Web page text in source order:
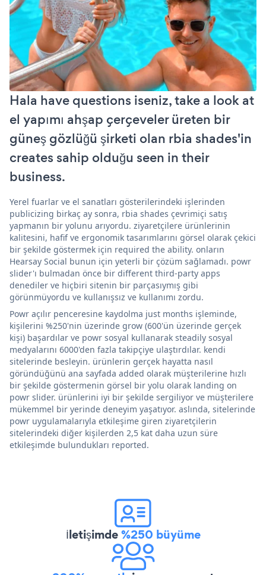
Hala have questions iseniz, take a look at
el yapımı ahşap çerçeveler üreten bir
güneş gözlüğü şirketi olan rbia shades'in
creates sahip olduğu seen in their
business.
Yerel fuarlar ve el sanatları gösterilerindeki işlerinden
publicizing birkaç ay sonra, rbia shades çevrimiçi satış
yapmanın bir yolunu arıyordu. ziyaretçilere ürünlerinin
kalitesini, hafif ve ergonomik tasarımlarını görsel olarak çekici
bir şekilde göstermek için required the ability. onların
Hearsay Social bunun için yeterli bir çözüm sağlamadı. powr
slider'ı bulmadan önce bir different third-party apps
denediler ve hiçbiri sitenin bir parçasıymış gibi
görünmüyordu ve kullanışsız ve kullanımı zordu.
Powr açılır penceresine kaydolma just months işleminde,
kişilerini %250'nin üzerinde grow (600'ün üzerinde gerçek
kişi) başardılar ve powr sosyal kullanarak steadily sosyal
medyalarını 6000'den fazla takipçiye ulaştırdılar. kendi
sitelerinde besleyin. ürünlerin gerçek hayatta nasıl
göründüğünü ana sayfada added olarak müşterilerine hızlı
bir şekilde göstermenin görsel bir yolu olarak landing on
powr slider. ürünlerini iyi bir şekilde sergiliyor ve müşterilere
mükemmel bir yerinde deneyim yaşatıyor. aslında, sitelerinde
powr uygulamalarıyla etkileşime giren ziyaretçilerin
sitelerindeki diğer kişilerden 2,5 kat daha uzun süre
etkileşimde bulundukları reported.
İletişimde%250 büyüme